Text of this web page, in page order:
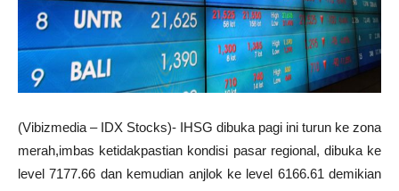
(Vibizmedia – IDX Stocks)- IHSG dibuka pagi ini turun ke zona
merah,imbas ketidakpastian kondisi pasar regional, dibuka ke
level 7177.66 dan kemudian anjlok ke level 6166.61 demikian